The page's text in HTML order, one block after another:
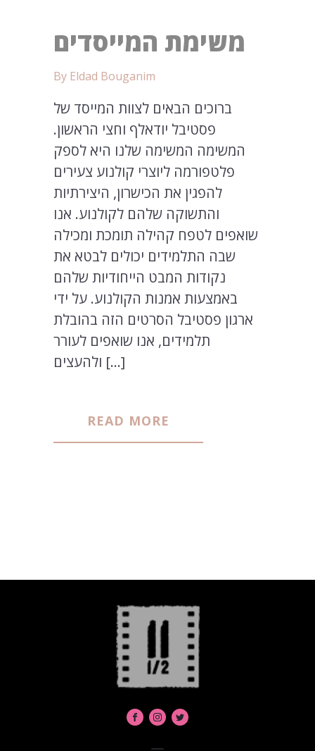
משימת המייסדים
By Eldad Bouganim
ברוכים הבאים לצוות המייסד של
פסטיבל יודאלף וחצי הראשון.
המשימה המשימה שלנו היא לספק
פלטפורמה ליוצרי קולנוע צעירים
להפגין את הכישרון, היצירתיות
והתשוקה שלהם לקולנוע. אנו
שואפים לטפח קהילה תומכת ומכילה
שבה התלמידים יכולים לבטא את
נקודות המבט הייחודיות שלהם
באמצעות אמנות הקולנוע. על ידי
ארגון פסטיבל הסרטים הזה בהובלת
תלמידים, אנו שואפים לעורר
ולהעצים […]
READ MORE